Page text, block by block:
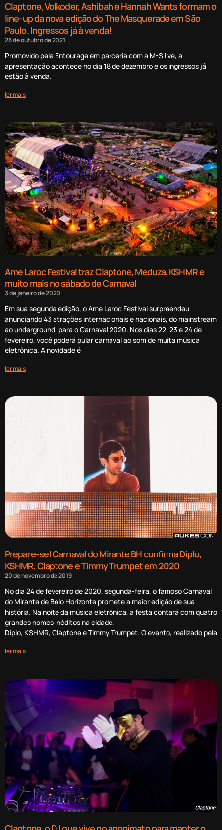
Claptone, Volkoder, Ashibah e Hannah Wants formam o
line-up da nova edição do The Masquerade em São
Paulo. Ingressos já à venda!
28 de outubro de 2021
Promovido pela Entourage em parceria com a M-S live, a
apresentação acontece no dia 18 de dezembro e os ingressos já
estão à venda.
ler mais
Ame Laroc Festival traz Claptone, Meduza, KSHMR e
muito mais no sábado de Carnaval
3 de janeiro de 2020
Em sua segunda edição, o Ame Laroc Festival surpreendeu
anunciando 43 atrações internacionais e nacionais, do mainstream
ao underground, para o Carnaval 2020. Nos dias 22, 23 e 24 de
fevereiro, você poderá pular carnaval ao som de muita música
eletrônica. A novidade é
ler mais
Prepare-se! Carnaval do Mirante BH confirma Diplo,
KSHMR, Claptone e Timmy Trumpet em 2020
20 de novembro de 2019
No dia 24 de fevereiro de 2020, segunda-feira, o famoso Carnaval
do Mirante de Belo Horizonte promete a maior edição de sua
história. Na noite da música eletrônica, a festa contará com quatro
grandes nomes inéditos na cidade,
Diplo, KSHMR, Claptone e Timmy Trumpet. O evento, realizado pela
ler mais